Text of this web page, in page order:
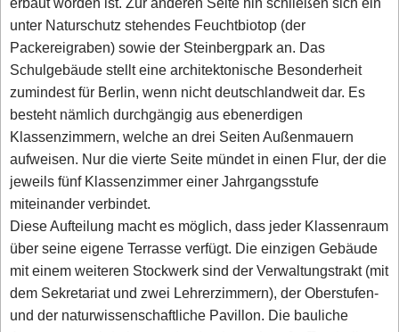
unter Naturschutz stehendes Feuchtbiotop (der
Packereigraben) sowie der Steinbergpark an. Das
Schulgebäude stellt eine architektonische Besonderheit
zumindest für Berlin, wenn nicht deutschlandweit dar. Es
besteht nämlich durchgängig aus ebenerdigen
Klassenzimmern, welche an drei Seiten Außenmauern
aufweisen. Nur die vierte Seite mündet in einen Flur, der die
jeweils fünf Klassenzimmer einer Jahrgangsstufe
miteinander verbindet.
Diese Aufteilung macht es möglich, dass jeder Klassenraum
über seine eigene Terrasse verfügt. Die einzigen Gebäude
mit einem weiteren Stockwerk sind der Verwaltungstrakt (mit
dem Sekretariat und zwei Lehrerzimmern), der Oberstufen-
und der naturwissenschaftliche Pavillon. Die bauliche